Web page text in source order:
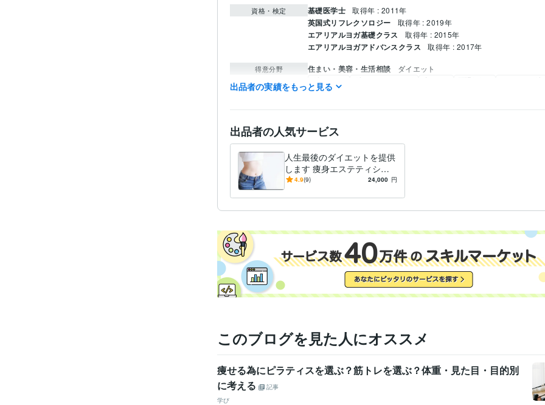
資格・検定 基礎医学士 取得年 : 2011年
英国式リフレクソロジー 取得年 : 2019年
エアリアルヨガ基礎クラス 取得年 : 2015年
エアリアルヨガアドバンスクラス 取得年 : 2017年
得意分野 住まい・美容・生活相談 ダイエット
痩せたい
美しく痩せる
出品者の実績をもっと見る
出品者の人気サービス
人生最後のダイエットを提供
します 痩身エステティシャ
ン、ヨガ講師等経験プロのサ
4.9(9) 24,000 円
このブログを見た人にオススメ
痩せる為にピラティスを選ぶ？筋トレを選ぶ？体重・見た目・目的別
に考える
記事
学び